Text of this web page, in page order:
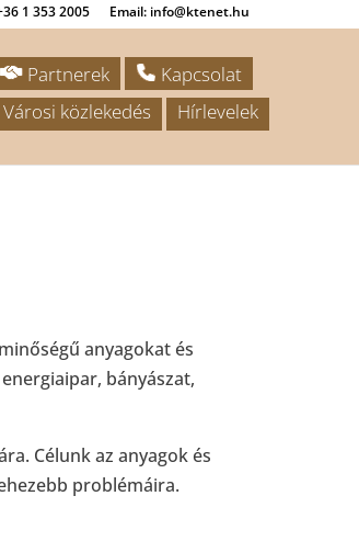
1 353 2005 Email: info@ktenet.hu
Partnerek
Kapcsolat
Városi közlekedés Hírlevelek
anyagokat és
bányászat,
Célunk az anyagok és
problémáira.